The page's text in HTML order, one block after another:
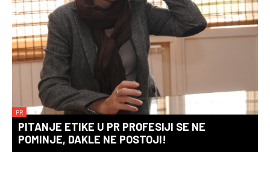
PR
PITANJE ETIKE U PR PROFESIJI SE NE
POMINJE, DAKLE NE POSTOJI!